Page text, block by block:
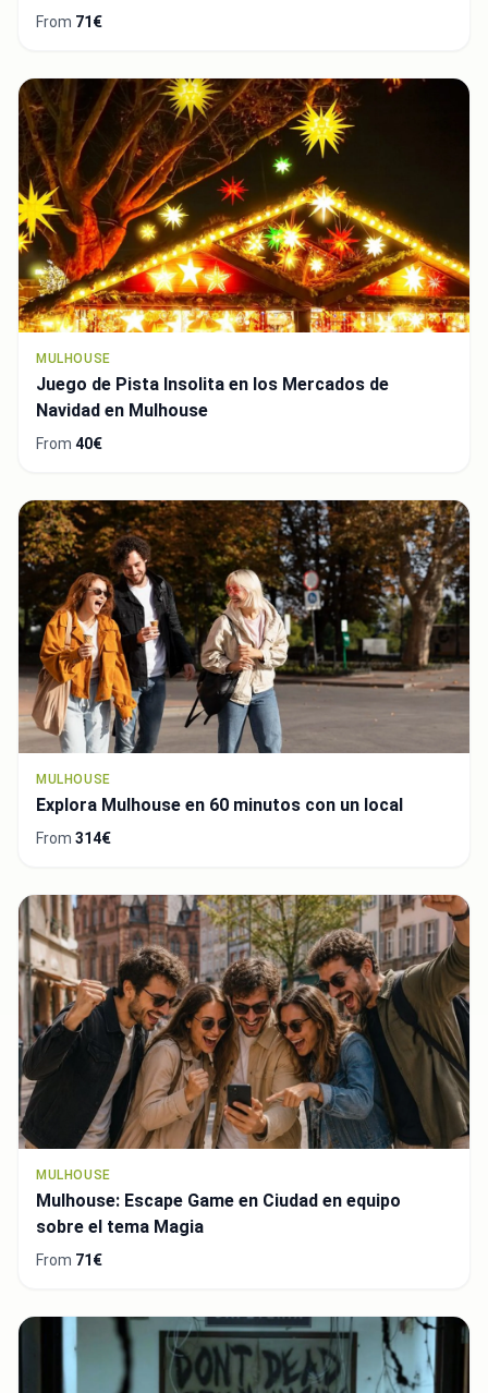
From 71€
MULHOUSE
Juego de Pista Insolita en los Mercados de
Navidad en Mulhouse
From 40€
MULHOUSE
Explora Mulhouse en 60 minutos con un local
From 314€
MULHOUSE
Mulhouse: Escape Game en Ciudad en equipo
sobre el tema Magia
From 71€